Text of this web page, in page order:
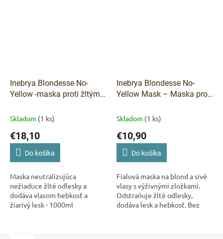
Inebrya Blondesse No-
Yellow -maska proti žltým
Skladom (1 ks)
€18,10
Do košíka
Maska neutralizujúca
nežiaduce žlté odlesky a
dodáva vlasom hebkosť a
žiarivý lesk - 1000ml
Inebrya Blondesse No-
Yellow Mask – Maska proti
Skladom (1 ks)
€10,90
Do košíka
Fialová maska na blond a sivé
vlasy s výživnými zložkami.
Odstraňuje žlté odlesky,
dodáva lesk a hebkosť. Bez